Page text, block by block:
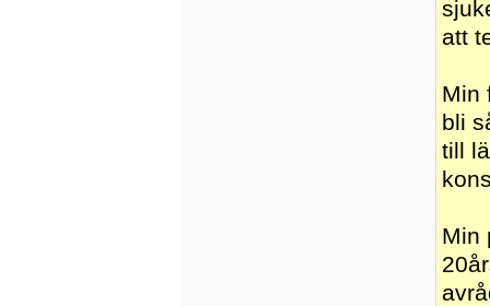
att
Min
bli
till
Min